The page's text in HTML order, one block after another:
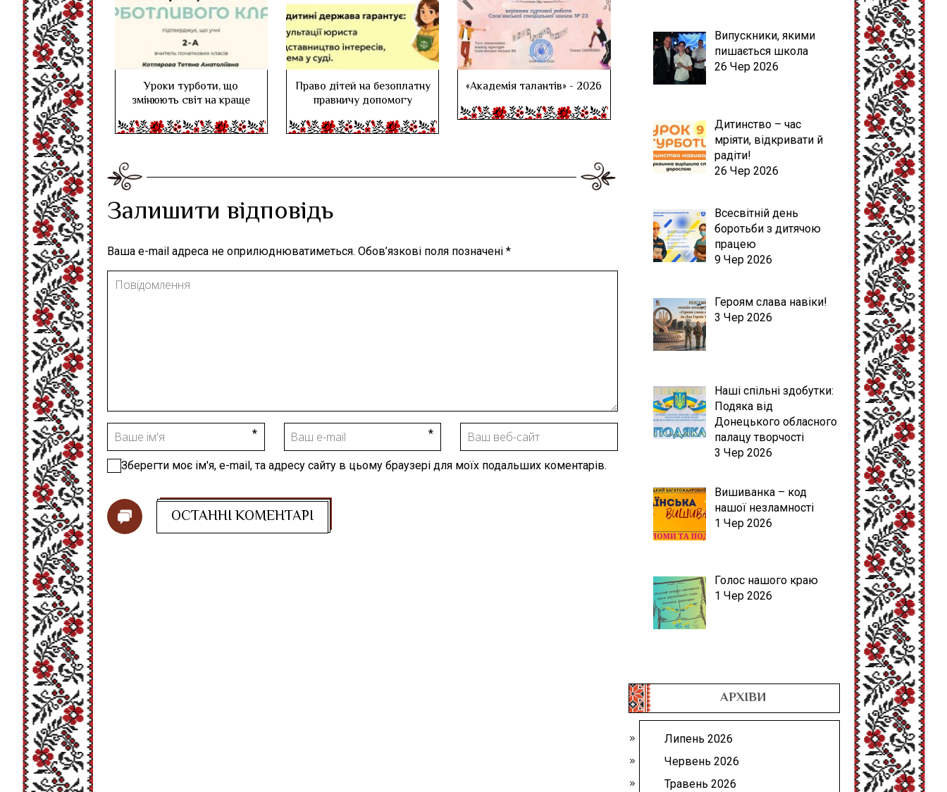
Уроки турботи, що
змінюють світ на краще
Право дітей на безоплатну
правничу допомогу
«Академія талантів» - 2026
Залишити відповідь
Ваша e-mail адреса не оприлюднюватиметься. Обов’язкові поля позначені *
Зберегти моє ім'я, e-mail, та адресу сайту в цьому браузері для моїх подальших коментарів.
Випускники, якими
пишається школа
26 Чер 2026
Дитинство – час
мріяти, відкривати й
радіти!
26 Чер 2026
Всесвітній день
боротьби з дитячою
працею
9 Чер 2026
Героям слава навіки!
3 Чер 2026
Наші спільні здобутки:
Подяка від
Донецького обласного
палацу творчості
3 Чер 2026
Вишиванка – код
нашої незламності
1 Чер 2026
Голос нашого краю
1 Чер 2026
АРХІВИ
Липень 2026
Червень 2026
Травень 2026